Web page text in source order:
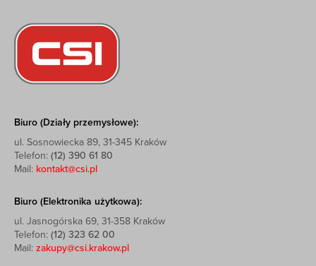
Biuro (Działy przemysłowe):
ul. Sosnowiecka 89, 31-345 Kraków
Telefon: (12) 390 61 80
Mail: kontakt@csi.pl
Biuro (Elektronika użytkowa):
ul. Jasnogórska 69, 31-358 Kraków
Telefon: (12) 323 62 00
Mail: zakupy@csi.krakow.pl